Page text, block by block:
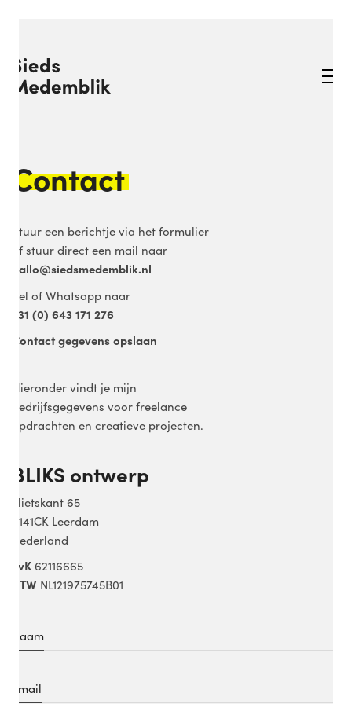
Contact
Stuur een berichtje via het formulier
of stuur direct een mail naar
hallo@siedsmedemblik.nl
Bel of Whatsapp naar
+31 (0) 643 171 276
Contact gegevens opslaan
Hieronder vindt je mijn
bedrijfsgegevens voor freelance
opdrachten en creatieve projecten.
BLIKS ontwerp
Vlietskant 65
4141CK Leerdam
Nederland
KvK 62116665
BTW NL121975745B01
Naam
Email
Zoek je iemand om een openstaande functie als